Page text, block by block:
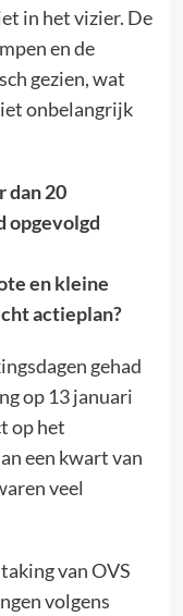
in het vizier. De
en de
gezien, wat
onbelangrijk
dan 20
opgevolgd
en kleine
actieplan?
gehad
op 13 januari
op het
een kwart van
veel
van OVS
volgens